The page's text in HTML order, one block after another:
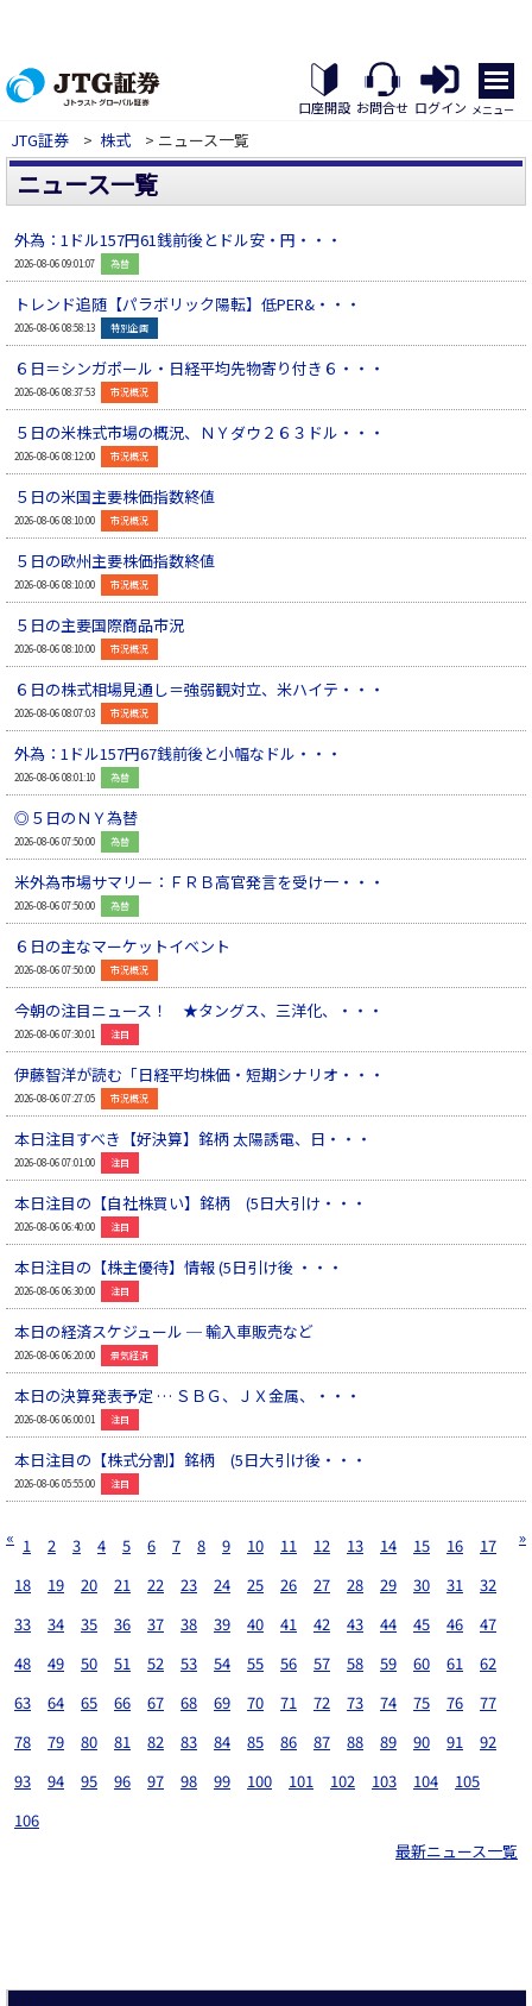
口座開設 お問合せ ログイン
メ
ニ
ュ
を
く
メニュー
JTG証券 > 株式 > ニュース一覧
ニュース一覧
外為：1ドル157円61銭前後とドル安・円・・・
2026-08-06 09:01:07 為替
トレンド追随【パラボリック陽転】低PER&・・・
2026-08-06 08:58:13 特別企画
６日＝シンガポール・日経平均先物寄り付き６・・・
2026-08-06 08:37:53 市況概況
５日の米株式市場の概況、ＮＹダウ２６３ドル・・・
2026-08-06 08:12:00 市況概況
５日の米国主要株価指数終値
2026-08-06 08:10:00 市況概況
５日の欧州主要株価指数終値
2026-08-06 08:10:00 市況概況
５日の主要国際商品市況
2026-08-06 08:10:00 市況概況
６日の株式相場見通し＝強弱観対立、米ハイテ・・・
2026-08-06 08:07:03 市況概況
外為：1ドル157円67銭前後と小幅なドル・・・
2026-08-06 08:01:10 為替
◎５日のＮＹ為替
2026-08-06 07:50:00 為替
米外為市場サマリー：ＦＲＢ高官発言を受け一・・・
2026-08-06 07:50:00 為替
６日の主なマーケットイベント
2026-08-06 07:50:00 市況概況
今朝の注目ニュース！ ★タングス、三洋化、・・・
2026-08-06 07:30:01 注目
伊藤智洋が読む「日経平均株価・短期シナリオ・・・
2026-08-06 07:27:05 市況概況
本日注目すべき【好決算】銘柄 太陽誘電、日・・・
2026-08-06 07:01:00 注目
本日注目の【自社株買い】銘柄 (5日大引け・・・
2026-08-06 06:40:00 注目
本日注目の【株主優待】情報 (5日引け後 ・・・
2026-08-06 06:30:00 注目
本日の経済スケジュール ─ 輸入車販売など
2026-08-06 06:20:00 景気経済
本日の決算発表予定 … ＳＢＧ、ＪＸ金属、・・・
2026-08-06 06:00:01 注目
本日注目の【株式分割】銘柄 (5日大引け後・・・
2026-08-06 05:55:00 注目
« »
1 2 3 4 5 6 7 8 9 10 11 12 13 14 15 16
17
18
19 20 21 22 23 24 25 26 27 28 29 30 31
32
33
34 35 36 37 38 39 40 41 42 43 44 45 46
47
48
49 50 51 52 53 54 55 56 57 58 59 60 61
62
63
64 65 66 67 68 69 70 71 72 73 74 75 76
77
78
79 80 81 82 83 84 85 86 87 88 89 90 91
92
93
94 95 96 97 98 99 100 101 102 103 104
105
106
最新ニュース一覧